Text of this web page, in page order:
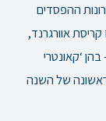
ההפסדים
קריסת אוורגרנד,
‘קאונטרי
של השנה